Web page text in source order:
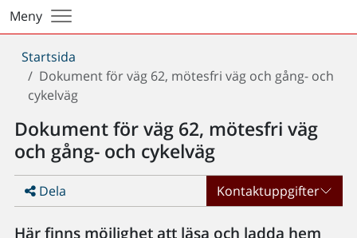
Meny
Du
är
här:
Startsida
Dokument för väg 62, mötesfri väg och gång- och
cykelväg
Dokument för väg 62, mötesfri väg
och gång- och cykelväg
Dela Kontaktuppgifter
Här finns möjlighet att läsa och ladda hem